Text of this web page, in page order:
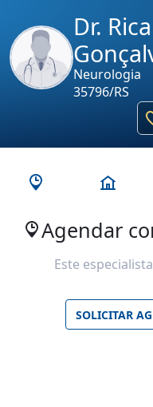
Dr.
Neurologia
35796/RS
Agendar